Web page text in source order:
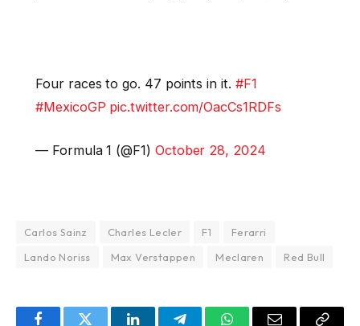
Four races to go. 47 points in it. #F1
#MexicoGP pic.twitter.com/OacCs1RDFs
— Formula 1 (@F1) October 28, 2024
Carlos Sainz Charles Lecler F1
Ferarri
Lando Noriss
Max Verstappen Meclaren Red Bull